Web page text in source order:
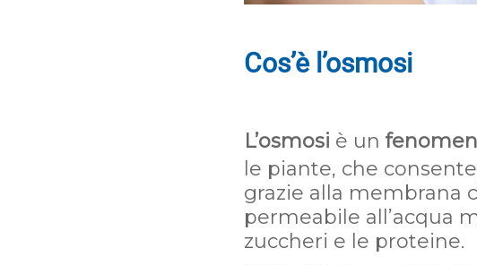
Cos’è l’osmosi
L’osmosi è un
le piante, che
grazie alla membrana
permeabile all’acqua
zuccheri e le proteine.